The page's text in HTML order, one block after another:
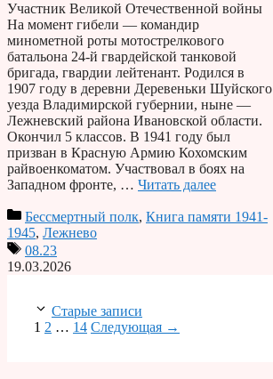
Участник Великой Отечественной войны
На момент гибели — командир
минометной роты мотострелкового
батальона 24-й гвардейской танковой
бригада, гвардии лейтенант. Родился в
1907 году в деревни Деревеньки Шуйского
уезда Владимирской губернии, ныне —
Лежневский района Ивановской области.
Окончил 5 классов. В 1941 году был
призван в Красную Армию Кохомским
райвоенкоматом. Участвовал в боях на
Западном фронте, … Читать далее
Бессмертный полк, Книга памяти 1941-
1945, Лежнево
08.23
19.03.2026
Старые записи
Страница
1 Страница
2 … Страница
14 Следующая →